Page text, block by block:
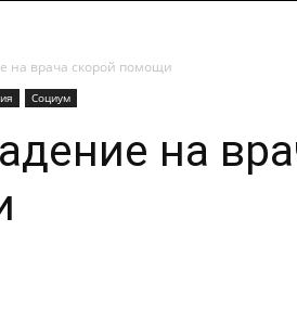
на врача скорой помощи
Социум
на